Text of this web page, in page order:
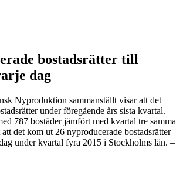
bostadsrätter till
dag
Nyproduktion sammanställt visar att det
under föregående års sista kvartal.
787 bostäder jämfört med kvartal tre samma
det kom ut 26 nyproducerade bostadsrätter
under kvartal fyra 2015 i Stockholms län. –